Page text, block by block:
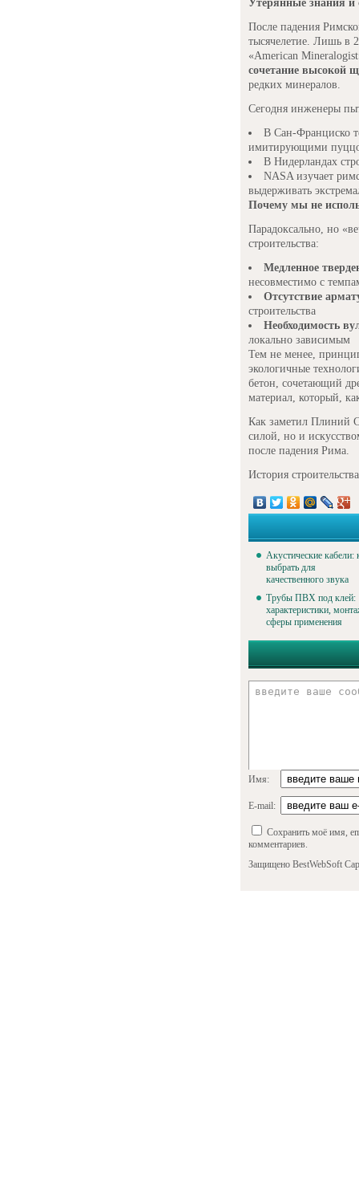
После падения
тысячелетие. Лишь в
«American
сочетание высокой
редких минералов.
Сегодня инженеры
В Сан-Франциско
имитирующими
В Нидерландах
NASA изучает
выдерживать
Почему мы не
Парадоксально, но
строительства:
Медленное
несовместимо с
Отсутствие
строительства
Необходимость
локально зависимым
Тем не менее,
экологичные
бетон, сочетающий
материал, который,
Как заметил Плиний
силой, но и
после падения Рима.
История
Акустические кабели:
выбрать для
качественного звука
Трубы ПВХ под клей:
характеристики,
сферы применения
Имя:
E-mail:
Сохранить моё имя,
комментариев.
Защищено BestWebSoft